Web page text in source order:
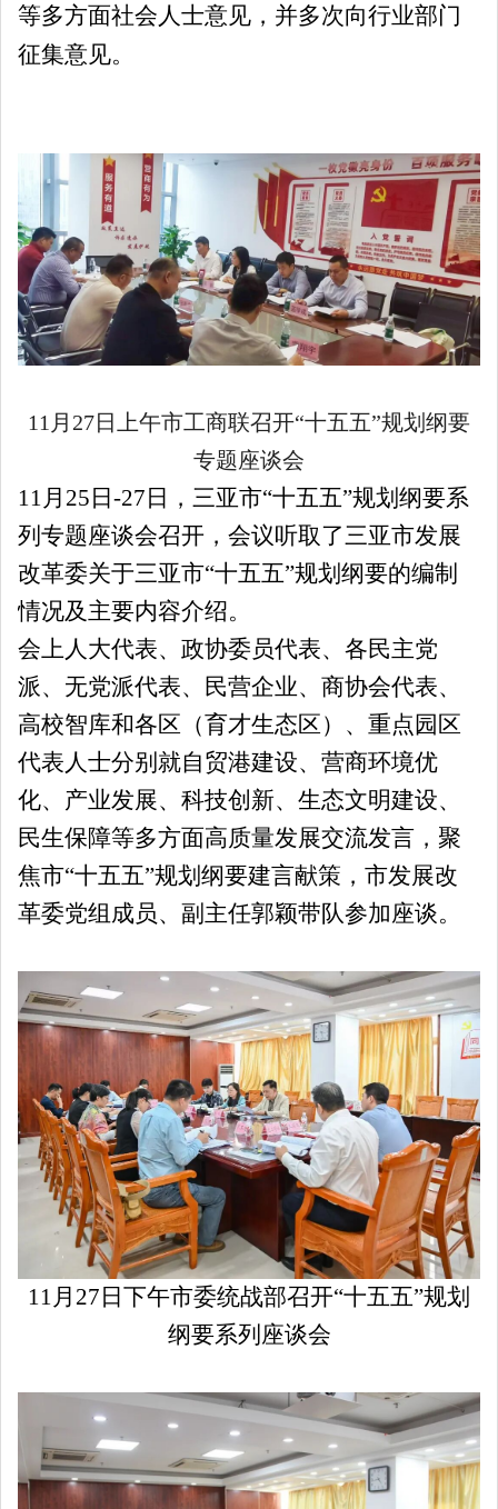
等多方面社会人士意见，并多次向行业部门
征集意见。
11月27日上午市工商联召开“十五五”规划 纲要
专题座谈会
11月25日-27日，三亚市“十五五”规划纲要系
列专题座谈会召开，会议听取了三亚市发展
改革委关于三亚市“十五五”规划纲要的编制
情况及主要内容介绍。
会上人大代表、政协委员代表、各民主党
派、无党派代表、民营企业、商协会代表、
高校智库和各区（育才生态区）、重点园区
代表人士分别就自贸港建设、营商环境优
化、产业发展、科技创新、生态文明建设、
民生保障等多方面高质量发展交流发言，聚
焦市“十五五”规划纲要建言献策，市发展改
革委党组成员、副主任郭颖带队参加座谈。
11月27 日下午市委统战部召开“十五五”规划
纲要系列座谈会